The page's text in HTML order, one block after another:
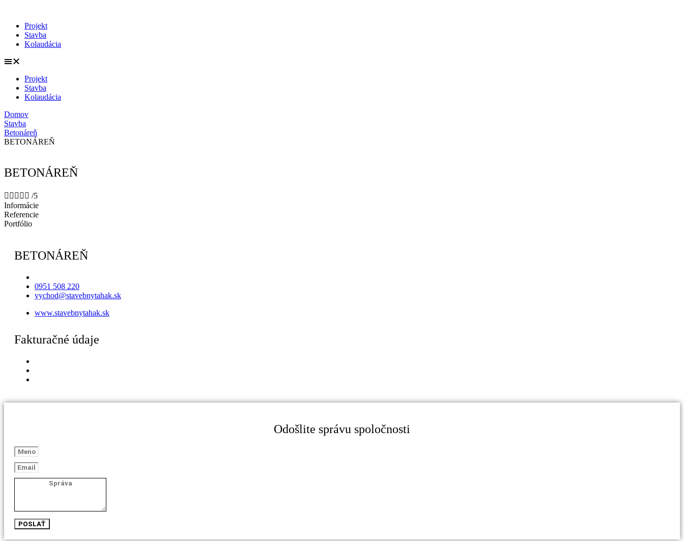
obsah
Projekt
Stavba
Kolaudácia
Projekt
Stavba
Kolaudácia
Domov
Stavba
Betonáreň
BETONÁREŇ
BETONÁREŇ
     /5
Informácie
Referencie
Portfólio
BETONÁREŇ
0951 508 220
vychod@stavebnytahak.sk
www.stavebnytahak.sk
Fakturačné údaje
Odošlite správu spoločnosti
POSLAŤ